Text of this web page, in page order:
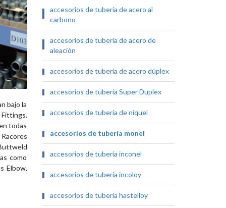
bajo la
todas
como
Elbow,
accesorios de tubería de acero al
carbono
accesorios de tubería de acero de
aleación
accesorios de tubería de acero dúplex
accesorios de tubería Super Duplex
accesorios de tubería de níquel
accesorios de tubería monel
accesorios de tubería inconel
accesorios de tubería incoloy
accesorios de tubería hastelloy